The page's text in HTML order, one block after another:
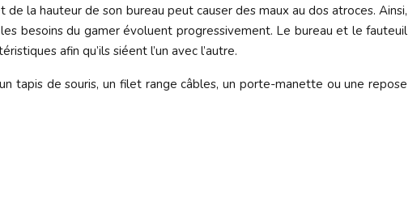
la hauteur de son bureau peut causer des maux au dos atroces. Ainsi,
besoins du gamer évoluent progressivement. Le bureau et le fauteuil
afin qu’ils siéent l’un avec l’autre.
tapis de souris, un filet range câbles, un porte-manette ou une repose